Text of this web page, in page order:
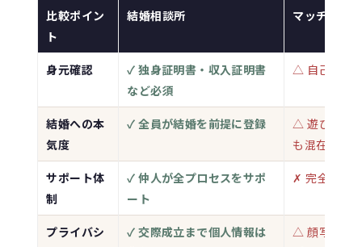
比較ポイン
ト
結婚相談所 マッチング
身元確認
✓ 独身証明書・収入証明書
など必須
△ 自己申告
結婚への本
気度
✓ 全員が結婚を前提に登録
△ 遊び・恋
も混在
サポート体
制
✓ 仲人が全プロセスをサポ
ート
✗ 完全に自
プライバシ
✓ 交際成立まで個人情報は
△ 顔写真・